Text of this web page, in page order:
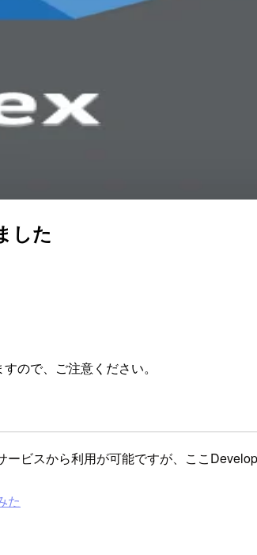
した
ので、ご注意ください。
ビスから利用が可能ですが、ここ
た